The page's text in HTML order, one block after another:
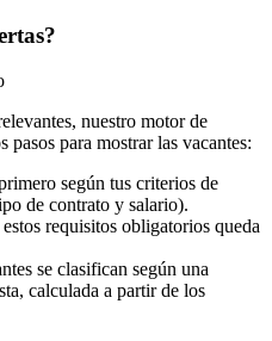
nuestro motor de
pasos para mostrar las vacantes:
según tus criterios de
de contrato y salario).
requisitos obligatorios queda
se clasifican según una
calculada a partir de los